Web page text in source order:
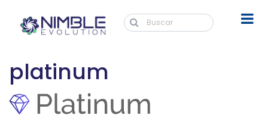
platinum